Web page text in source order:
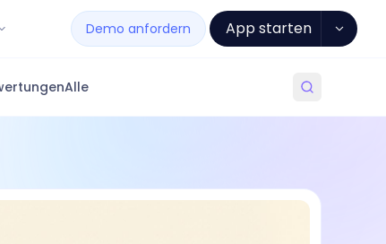
Demo anfordern App starten
Alle